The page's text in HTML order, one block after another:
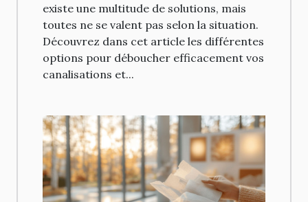
existe une multitude de solutions, mais
toutes ne se valent pas selon la situation.
Découvrez dans cet article les différentes
options pour déboucher efficacement vos
canalisations et...